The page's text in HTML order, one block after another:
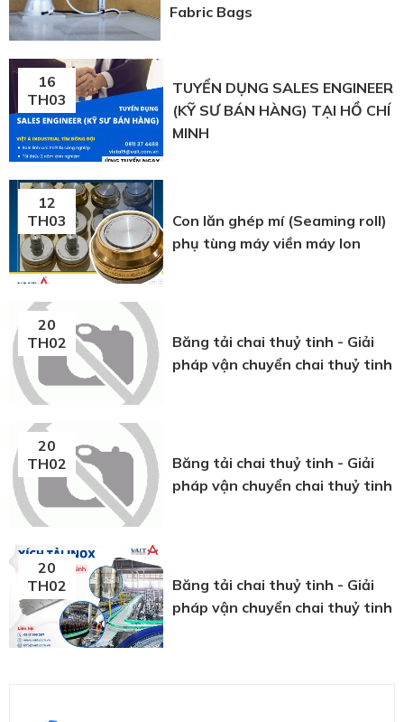
Fabric Bags
16
TH03
TUYỂN DỤNG SALES ENGINEER
(KỸ SƯ BÁN HÀNG) TẠI HỒ CHÍ
MINH
12
TH03
Con lăn ghép mí (Seaming roll)
phụ tùng máy viền máy lon
20
TH02
Băng tải chai thuỷ tinh - Giải
pháp vận chuyển chai thuỷ tinh
20
TH02
Băng tải chai thuỷ tinh - Giải
pháp vận chuyển chai thuỷ tinh
20
TH02
Băng tải chai thuỷ tinh - Giải
pháp vận chuyển chai thuỷ tinh